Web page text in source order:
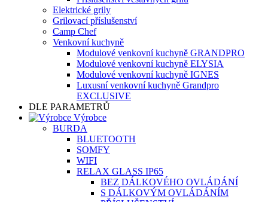
Elektrické grily
Grilovací příslušenství
Camp Chef
Venkovní kuchyně
Modulové venkovní kuchyně GRANDPRO
Modulové venkovní kuchyně ELYSIA
Modulové venkovní kuchyně IGNES
Luxusní venkovní kuchyně Grandpro
EXCLUSIVE
DLE PARAMETRŮ
Výrobce
BURDA
BLUETOOTH
SOMFY
WIFI
RELAX GLASS IP65
BEZ DÁLKOVÉHO OVLÁDÁNÍ
S DÁLKOVÝM OVLÁDÁNÍM